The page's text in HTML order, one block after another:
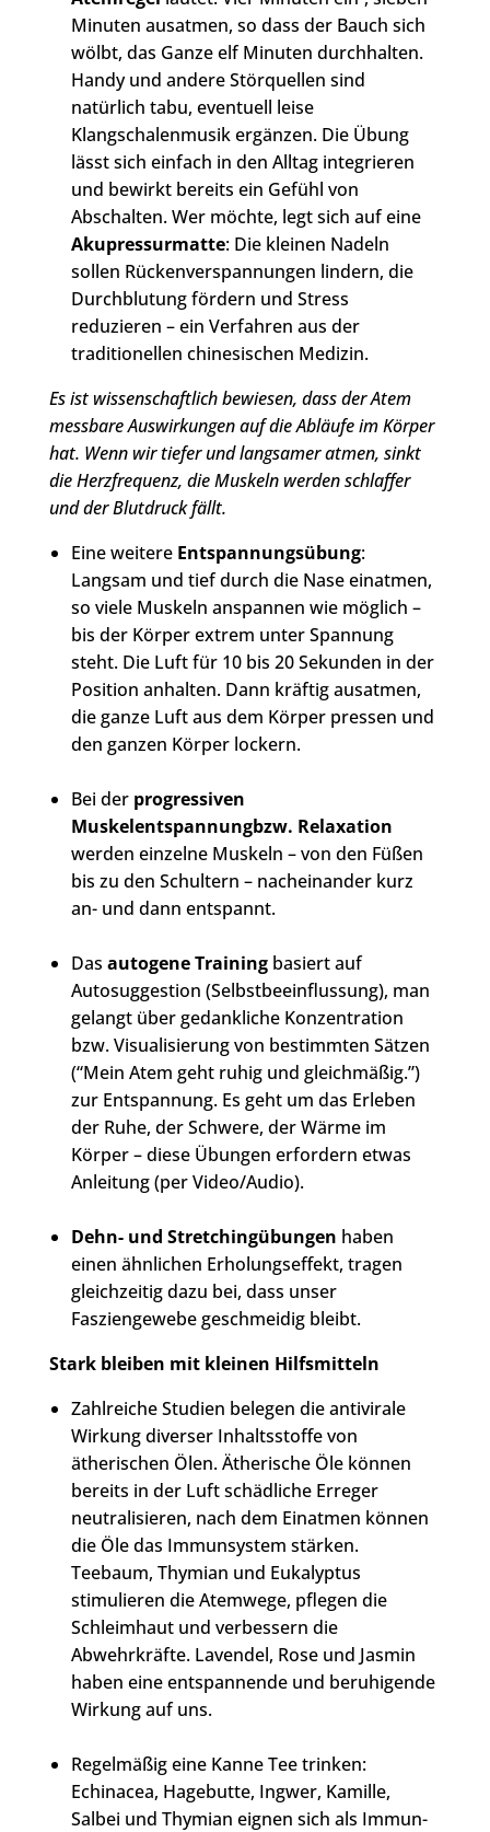
Minuten ausatmen, so dass der Bauch sich
wölbt, das Ganze elf Minuten durchhalten.
Handy und andere Störquellen sind
natürlich tabu, eventuell leise
Klangschalenmusik ergänzen. Die Übung
lässt sich einfach in den Alltag integrieren
und bewirkt bereits ein Gefühl von
Abschalten. Wer möchte, legt sich auf eine
Akupressurmatte: Die kleinen Nadeln
sollen Rückenverspannungen lindern, die
Durchblutung fördern und Stress
reduzieren – ein Verfahren aus der
traditionellen chinesischen Medizin.
Es ist wissenschaftlich bewiesen, dass der Atem
messbare Auswirkungen auf die Abläufe im Körper
hat. Wenn wir tiefer und langsamer atmen, sinkt
die Herzfrequenz, die Muskeln werden schlaffer
und der Blutdruck fällt.
Eine weitere Entspannungsübung:
Langsam und tief durch die Nase einatmen,
so viele Muskeln anspannen wie möglich –
bis der Körper extrem unter Spannung
steht. Die Luft für 10 bis 20 Sekunden in der
Position anhalten. Dann kräftig ausatmen,
die ganze Luft aus dem Körper pressen und
den ganzen Körper lockern.
Bei der progressiven
Muskelentspannungbzw. Relaxation
werden einzelne Muskeln – von den Füßen
bis zu den Schultern – nacheinander kurz
an- und dann entspannt.
Das autogene Training basiert auf
Autosuggestion (Selbstbeeinflussung), man
gelangt über gedankliche Konzentration
bzw. Visualisierung von bestimmten Sätzen
(“Mein Atem geht ruhig und gleichmäßig.”)
zur Entspannung. Es geht um das Erleben
der Ruhe, der Schwere, der Wärme im
Körper – diese Übungen erfordern etwas
Anleitung (per Video/Audio).
Dehn- und Stretchingübungen haben
einen ähnlichen Erholungseffekt, tragen
gleichzeitig dazu bei, dass unser
Fasziengewebe geschmeidig bleibt.
Stark bleiben mit kleinen Hilfsmitteln
Zahlreiche Studien belegen die antivirale
Wirkung diverser Inhaltsstoffe von
ätherischen Ölen. Ätherische Öle können
bereits in der Luft schädliche Erreger
neutralisieren, nach dem Einatmen können
die Öle das Immunsystem stärken.
Teebaum, Thymian und Eukalyptus
stimulieren die Atemwege, pflegen die
Schleimhaut und verbessern die
Abwehrkräfte. Lavendel, Rose und Jasmin
haben eine entspannende und beruhigende
Wirkung auf uns.
Regelmäßig eine Kanne Tee trinken:
Echinacea, Hagebutte, Ingwer, Kamille,
Salbei und Thymian eignen sich als Immun-